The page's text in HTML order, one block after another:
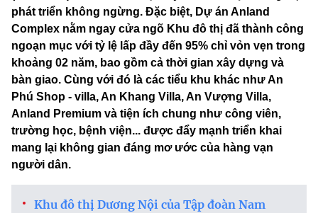
phát triển không ngừng. Đặc biệt, Dự án Anland
Complex nằm ngay cửa ngõ Khu đô thị đã thành công
ngoạn mục với tỷ lệ lấp đầy đến 95% chỉ vỏn vẹn trong
khoảng 02 năm, bao gồm cả thời gian xây dựng và
bàn giao. Cùng với đó là các tiểu khu khác như An
Phú Shop - villa, An Khang Villa, An Vượng Villa,
Anland Premium và tiện ích chung như công viên,
trường học, bệnh viện... được đẩy mạnh triển khai
mang lại không gian đáng mơ ước của hàng vạn
người dân.
Khu đô thị Dương Nội của Tập đoàn Nam